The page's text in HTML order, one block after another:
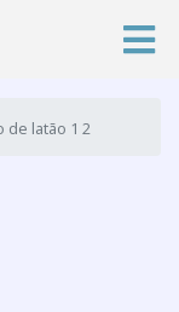
de latão 1 2